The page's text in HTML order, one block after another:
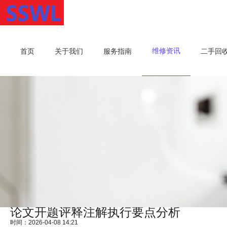
首页 关于我们 服务指南 维修资讯 二手回
论文开题评释注解执行要点分析
时间：2026-04-08 14:21